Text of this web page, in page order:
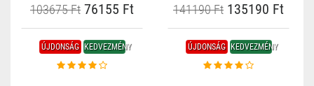
103675 Ft 76155 Ft 141190 Ft 135190 Ft
ÚJDONSÁG KEDVEZMÉNY ÚJDONSÁG KEDVEZMÉNY